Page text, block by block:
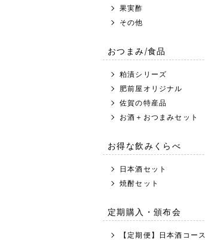
果実酢
その他
おつまみ/食品
粕漬シリーズ
肥前屋オリジナル
佐賀の特産品
お酒＋おつまみセット
お得な飲みくらべ
日本酒セット
焼酎セット
定期購入・頒布会
【定期便】日本酒コース